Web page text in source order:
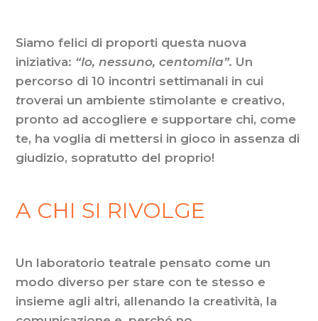
Siamo felici di proporti questa nuova
iniziativa: “Io, nessuno, centomila”. Un
percorso di 10 incontri settimanali in cui
troverai un ambiente stimolante e creativo,
pronto ad accogliere e supportare chi, come
te, ha voglia di mettersi in gioco in assenza di
giudizio, sopratutto del proprio!
A CHI SI RIVOLGE
Un laboratorio teatrale pensato come un
modo diverso per stare con te stesso e
insieme agli altri, allenando la creatività, la